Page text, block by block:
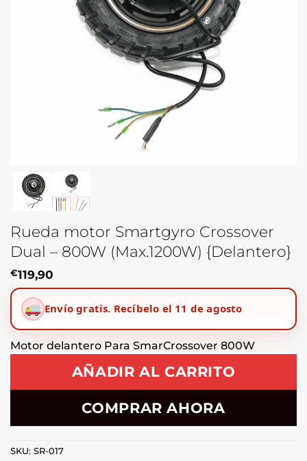
Rueda motor Smartgyro Crossover
Dual – 800W (Max.1200W) {Delantero}
€119,90
Envío gratis. Recíbelo el 11 de agosto
Motor delantero Para SmarCrossover 800W
AÑADIR AL CARRITO
COMPRAR AHORA
SKU: SR-017